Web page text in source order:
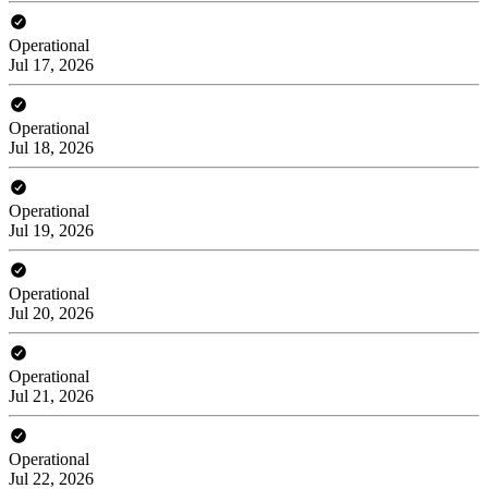
Operational
Jul 17, 2026
Operational
Jul 18, 2026
Operational
Jul 19, 2026
Operational
Jul 20, 2026
Operational
Jul 21, 2026
Operational
Jul 22, 2026